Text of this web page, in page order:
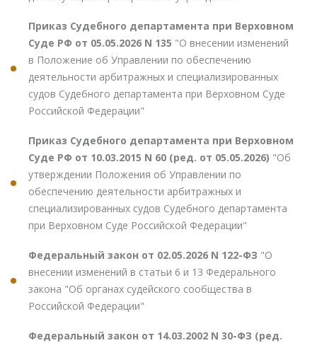
Приказ Судебного департамента при Верховном
Суде РФ от 05.05.2026 N 135 "О внесении изменений
в Положение об Управлении по обеспечению
деятельности арбитражных и специализированных
судов Судебного департамента при Верховном Суде
Российской Федерации"
Приказ Судебного департамента при Верховном
Суде РФ от 10.03.2015 N 60 (ред. от 05.05.2026) "Об
утверждении Положения об Управлении по
обеспечению деятельности арбитражных и
специализированных судов Судебного департамента
при Верховном Суде Российской Федерации"
Федеральный закон от 02.05.2026 N 122-ФЗ "О
внесении изменений в статьи 6 и 13 Федерального
закона "Об органах судейского сообщества в
Российской Федерации"
Федеральный закон от 14.03.2002 N 30-ФЗ (ред.